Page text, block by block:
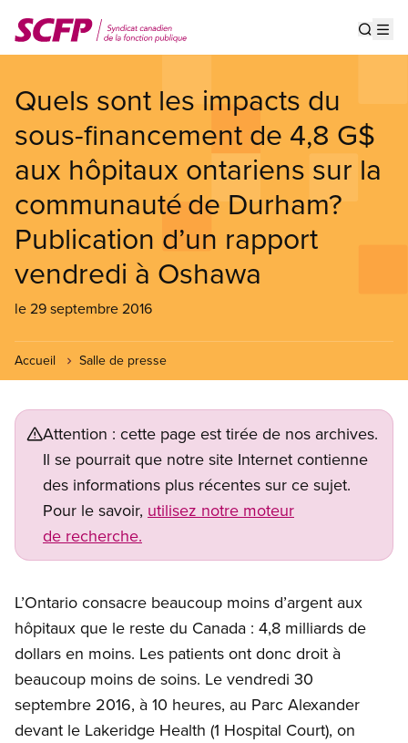
au
contenu
Quels sont les impacts du
sous-financement de 4,8 G$
aux hôpitaux ontariens sur la
communauté de Durham?
Publication d’un rapport
vendredi à Oshawa
le 29 septembre 2016
Accueil Salle de presse
Attention : cette page est tirée de nos archives.
Il se pourrait que notre site Internet contienne
des informations plus récentes sur ce sujet.
Pour le savoir, utilisez notre moteur
de recherche.
L’Ontario consacre beaucoup moins d’argent aux
hôpitaux que le reste du Canada : 4,8 milliards de
dollars en moins. Les patients ont donc droit à
beaucoup moins de soins. Le vendredi 30
septembre 2016, à 10 heures, au Parc Alexander
devant le Lakeridge Health (1 Hospital Court), on